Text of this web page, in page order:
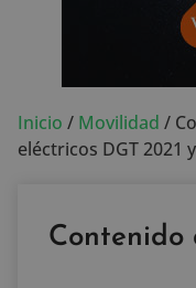
Inicio / Movilidad /
eléctricos DGT 2021
Contenido